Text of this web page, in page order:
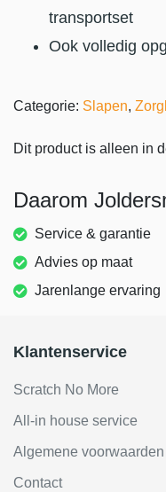
transportset
Ook volledig
Categorie: Slapen,
Dit product is alleen in
Daarom
Service & garantie
Advies op maat
Jarenlange ervaring
Klantenservice
Scratch No More
All-in house service
Algemene voorwaarden
Contact